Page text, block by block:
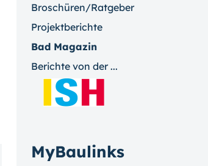
Broschüren/Ratgeber
Projektberichte
Bad Magazin
Berichte von der ...
MyBaulinks